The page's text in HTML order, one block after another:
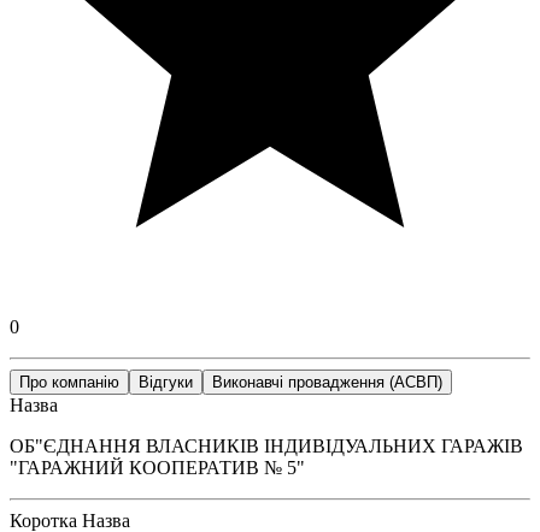
0
Про компанію Відгуки Виконавчі провадження (АСВП)
Назва
ОБ"ЄДНАННЯ ВЛАСНИКІВ ІНДИВІДУАЛЬНИХ ГАРАЖІВ
"ГАРАЖНИЙ КООПЕРАТИВ № 5"
Коротка Назва